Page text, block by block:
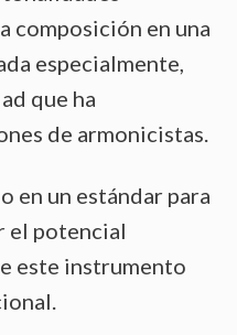
composición en una
especialmente,
que ha
de armonicistas.
en un estándar para
el potencial
este instrumento